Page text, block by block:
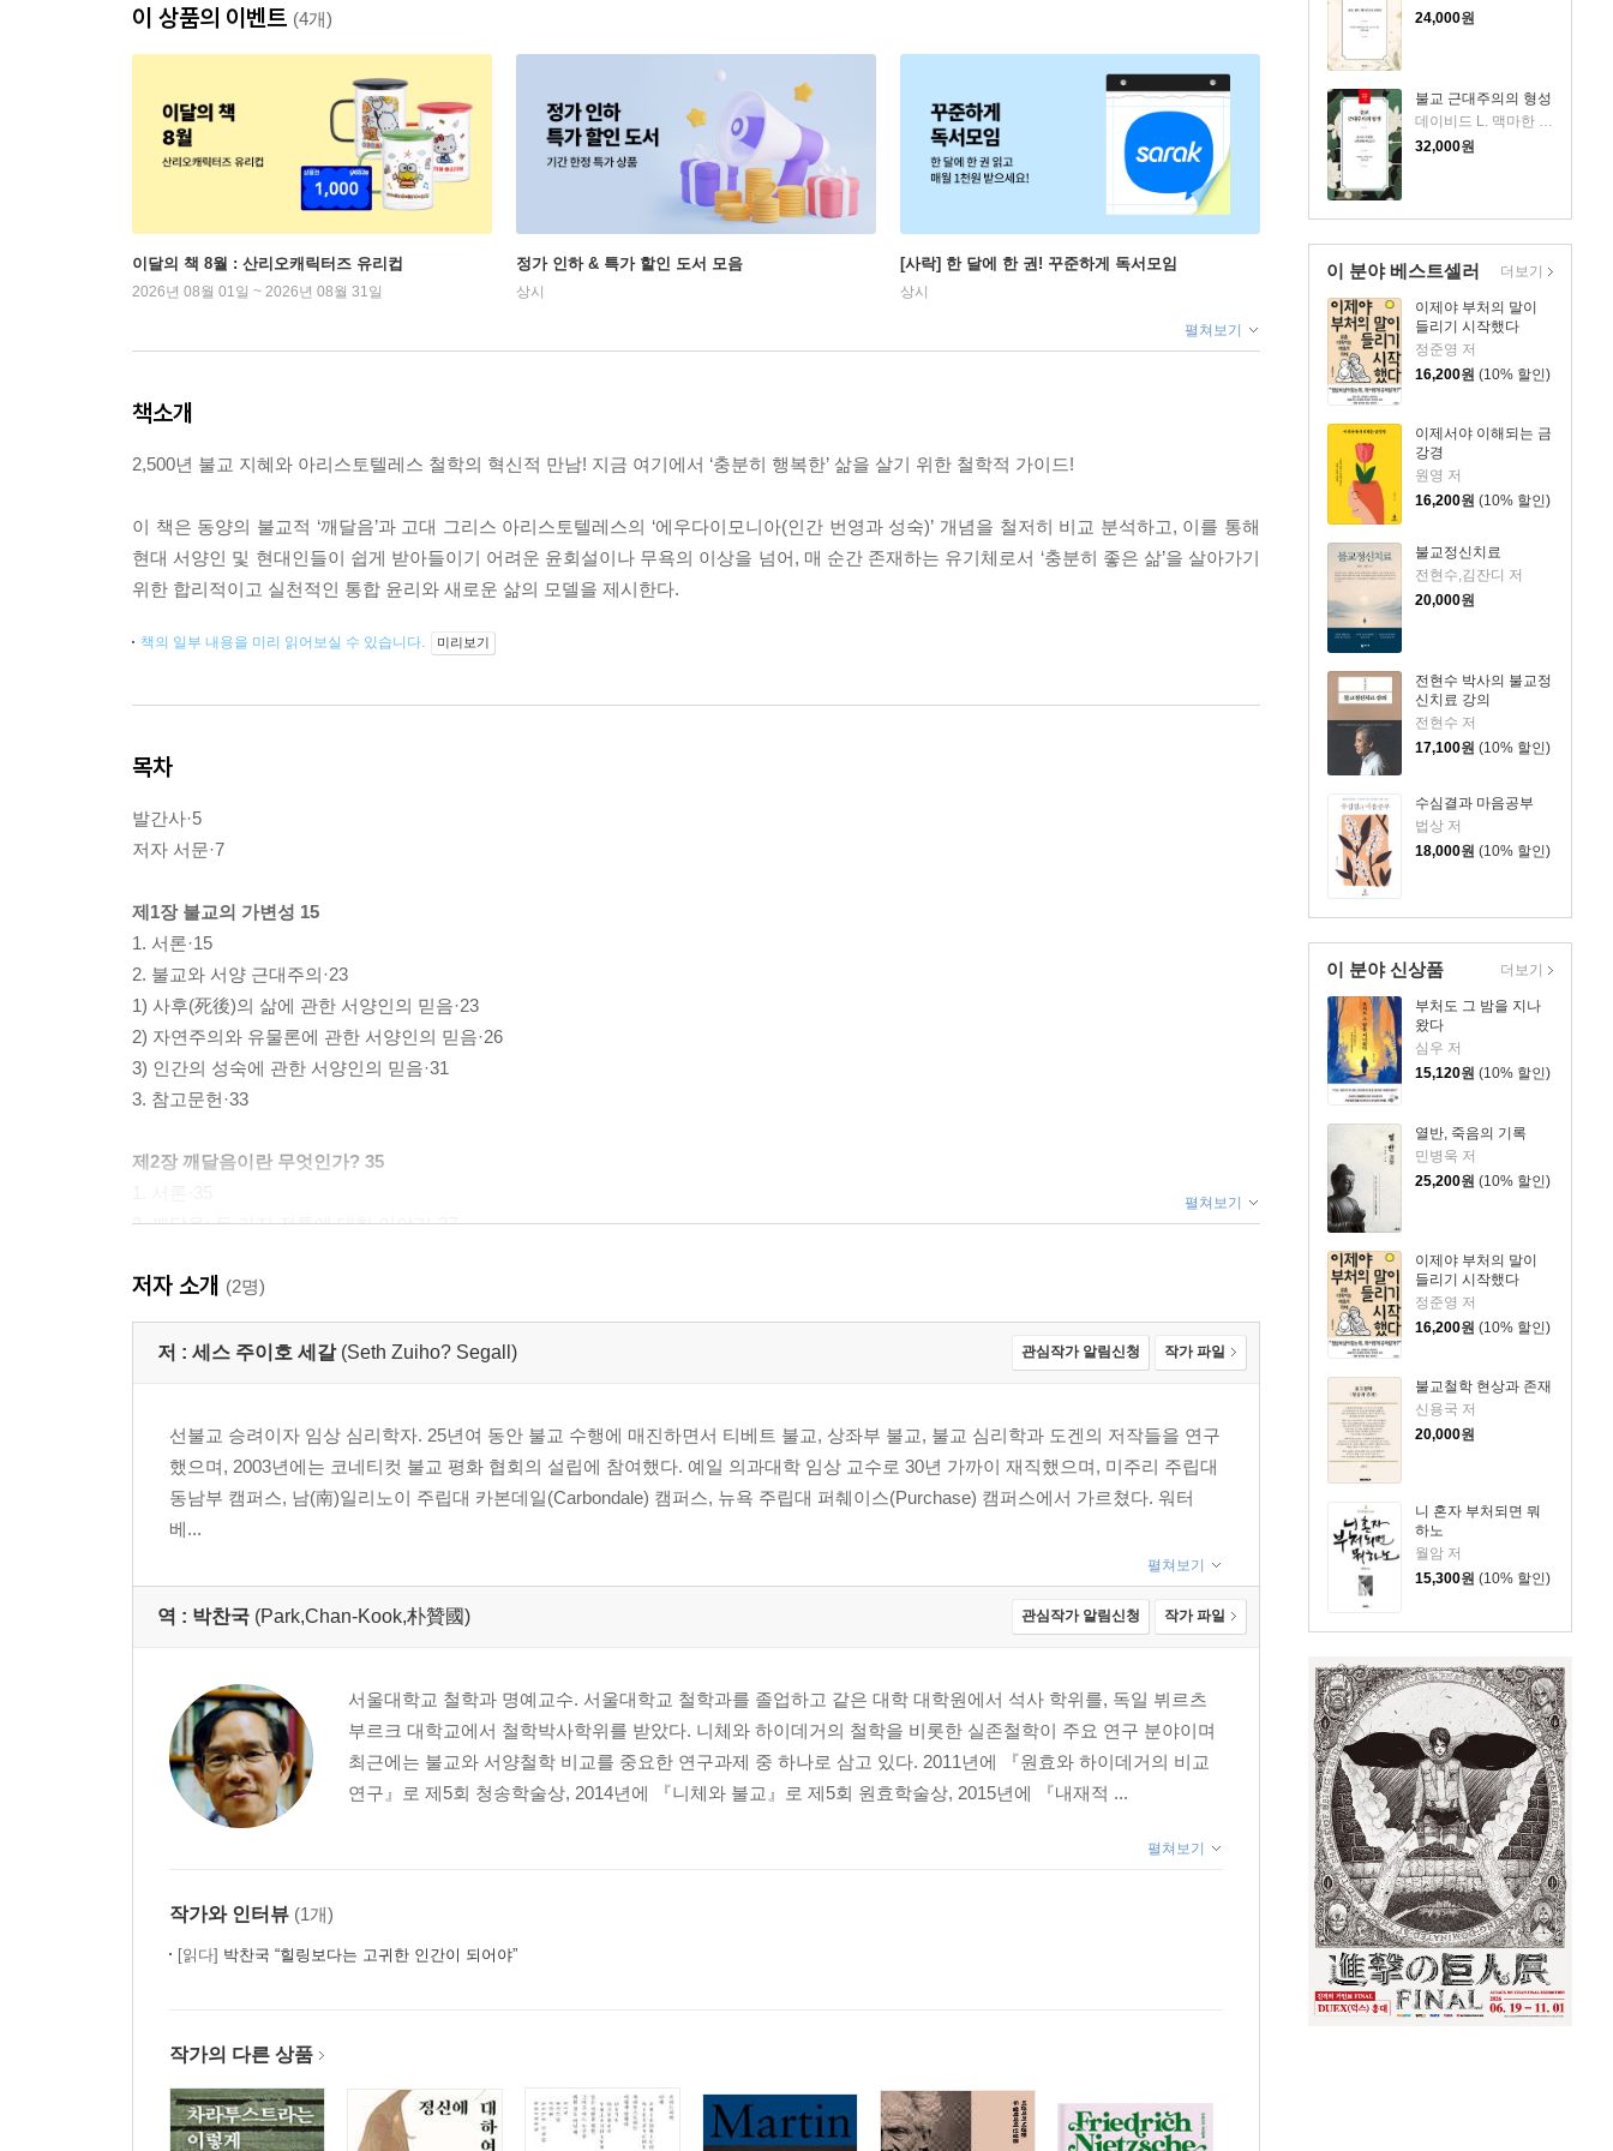
24,000원
불교 근대주의의 형성
데이비드 L. 맥마한 저/김한상 역
32,000원
이 분야 베스트셀러
이제야 부처의 말이
들리기 시작했다
정준영 저
16,200원 (10% 할인)
이제서야 이해되는 금
강경
원영 저
16,200원 (10% 할인)
불교정신치료
전현수,김잔디 저
20,000원
전현수 박사의 불교정
신치료 강의
전현수 저
17,100원 (10% 할인)
수심결과 마음공부
법상 저
18,000원 (10% 할인)
더보기
이 분야 신상품
부처도 그 밤을 지나
왔다
심우 저
15,120원 (10% 할인)
열반, 죽음의 기록
민병욱 저
25,200원 (10% 할인)
이제야 부처의 말이
들리기 시작했다
정준영 저
16,200원 (10% 할인)
불교철학 현상과 존재
신용국 저
20,000원
니 혼자 부처되면 뭐
하노
월암 저
15,300원 (10% 할인)
더보기
이 상품의 이벤트 (4개)
이달의 책 8월 : 산리오캐릭터즈 유리컵
2026년 08월 01일 ~ 2026년 08월 31일
정가 인하 & 특가 할인 도서 모음
상시
[사락] 한 달에 한 권! 꾸준하게 독서모임
상시
펼쳐보기
책소개
2,500년 불교 지혜와 아리스토텔레스 철학의 혁신적 만남! 지금 여기에서 ‘충분히 행복한’ 삶을 살기 위한 철학적 가이드!
이 책은 동양의 불교적 ‘깨달음’과 고대 그리스 아리스토텔레스의 ‘에우다이모니아(인간 번영과 성숙)’ 개념을 철저히 비교 분석하고, 이를 통해
현대 서양인 및 현대인들이 쉽게 받아들이기 어려운 윤회설이나 무욕의 이상을 넘어, 매 순간 존재하는 유기체로서 ‘충분히 좋은 삶’을 살아가기
위한 합리적이고 실천적인 통합 윤리와 새로운 삶의 모델을 제시한다.
책의 일부 내용을 미리 읽어보실 수 있습니다. 미리보기
목차
발간사·5
저자 서문·7
제1장 불교의 가변성 15
1. 서론·15
2. 불교와 서양 근대주의·23
1) 사후(死後)의 삶에 관한 서양인의 믿음·23
2) 자연주의와 유물론에 관한 서양인의 믿음·26
3) 인간의 성숙에 관한 서양인의 믿음·31
3. 참고문헌·33
제2장 깨달음이란 무엇인가? 35
2. 깨달음: 두 가지 전통에 대한 이야기·37
2) 대승 전통·44
3) 전통적 깨달음의 여덟 가지 속성 모델·54
4) 전통적인 깨달음과 근대성·56
제3장 에우다이모니아란 무엇인가? 65
1. 서론·65
2. 아리스토텔레스·67
3. 아리스토텔레스의 계승자들·80
3) 에우다이모니아와 관련된 문제들·90
4 결론·106
5. 참고문헌·109
제4장 서양에서 전통적인 깨달음의 운명 113
1. 서론·113
2) 현대 서양 불교에서의 에우다이모니아적 깨달음·125
제5장 고통과 고통의 소멸 141
1. 서론·141
펼쳐보기
저자 소개 (2명)
저 : 세스 주이호 세갈 (Seth Zuiho? Segall) 관심작가 알림신청 작가 파일
선불교 승려이자 임상 심리학자. 25년여 동안 불교 수행에 매진하면서 티베트 불교, 상좌부 불교, 불교 심리학과 도겐의 저작들을 연구
했으며, 2003년에는 코네티컷 불교 평화 협회의 설립에 참여했다. 예일 의과대학 임상 교수로 30년 가까이 재직했으며, 미주리 주립대
동남부 캠퍼스, 남(南)일리노이 주립대 카본데일(Carbondale) 캠퍼스, 뉴욕 주립대 퍼췌이스(Purchase) 캠퍼스에서 가르쳤다. 워터
베...
펼쳐보기
역 : 박찬국 (Park,Chan-Kook,朴贊國) 관심작가 알림신청 작가 파일
서울대학교 철학과 명예교수. 서울대학교 철학과를 졸업하고 같은 대학 대학원에서 석사 학위를, 독일 뷔르츠
부르크 대학교에서 철학박사학위를 받았다. 니체와 하이데거의 철학을 비롯한 실존철학이 주요 연구 분야이며
최근에는 불교와 서양철학 비교를 중요한 연구과제 중 하나로 삼고 있다. 2011년에 『원효와 하이데거의 비교
연구』로 제5회 청송학술상, 2014년에 『니체와 불교』로 제5회 원효학술상, 2015년에 『내재적 ...
펼쳐보기
작가와 인터뷰 (1개)
[읽다] 박찬국 “힐링보다는 고귀한 인간이 되어야”
작가의 다른 상품